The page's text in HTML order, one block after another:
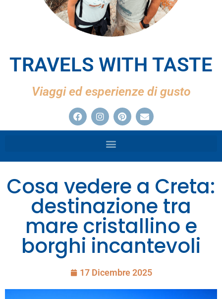
TRAVELS WITH TASTE
Viaggi ed esperienze di gusto
Cosa vedere a Creta:
destinazione tra
mare cristallino e
borghi incantevoli
17 Dicembre 2025